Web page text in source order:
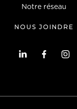
Notre réseau
NOUS JOINDRE